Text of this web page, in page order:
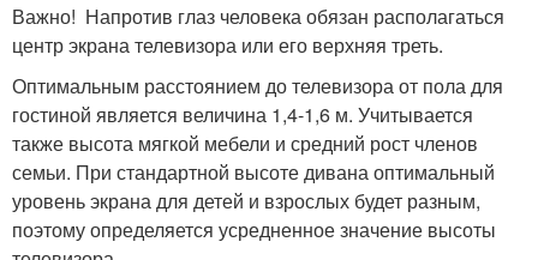
Важно! Напротив глаз человека обязан располагаться
центр экрана телевизора или его верхняя треть.
Оптимальным расстоянием до телевизора от пола для
гостиной является величина 1,4-1,6 м. Учитывается
также высота мягкой мебели и средний рост членов
семьи. При стандартной высоте дивана оптимальный
уровень экрана для детей и взрослых будет разным,
поэтому определяется усредненное значение высоты